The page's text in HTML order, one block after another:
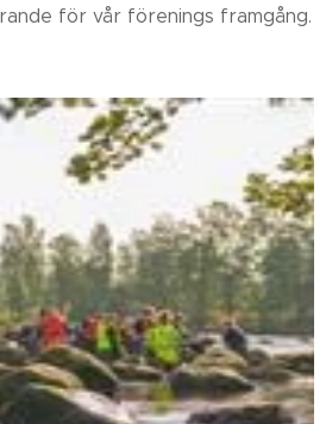
för vår förenings framgång.